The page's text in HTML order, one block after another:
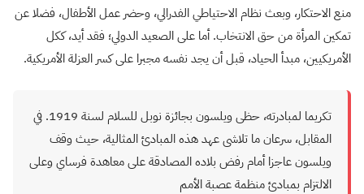
منع الاحتكار، وبعث نظام الاحتياطي الفدرالي، وحضر عمل الأطفال، فضلا عن
تمكين المرأة من حق الانتخاب. أما على الصعيد الدولي؛ فقد أيد، ككل
الأمريكيين، مبدأ الحياد، قبل أن يجد نفسه مجبرا على كسر العزلة الأمريكية.
تكريما لمبادرته، حظى ويلسون بجائزة نوبل للسلام لسنة 1919. في
المقابل، سرعان ما تلاشى عهد هذه المبادئ المثالية، حيث وقف
ويلسون عاجزا أمام رفض بلاده المصادقة على معاهدة فرساي وعلى
الالتزام بمبادئ منظمة عصبة الأمم